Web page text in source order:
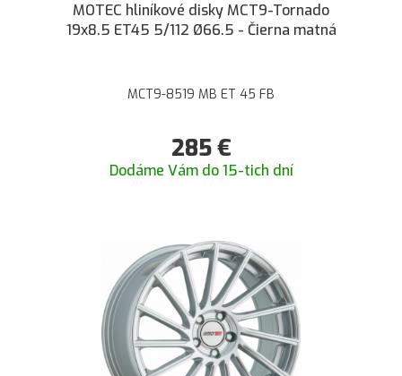
MOTEC hliníkové disky MCT9-Tornado
19x8.5 ET45 5/112 Ø66.5 - Čierna matná
MCT9-8519 MB ET 45 FB
285€
Dodáme Vám do 15-tich dní